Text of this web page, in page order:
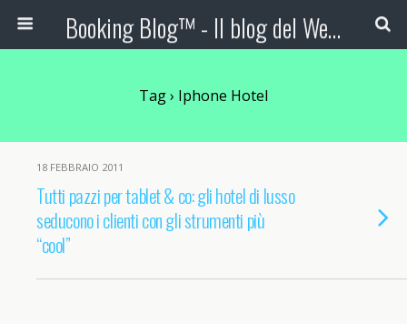
Booking Blog™ - Il blog del Web Marketing Turistico
Tag › Iphone Hotel
18 FEBBRAIO 2011
Tutti pazzi per tablet & co: gli hotel di lusso
seducono i clienti con gli strumenti più
“cool”